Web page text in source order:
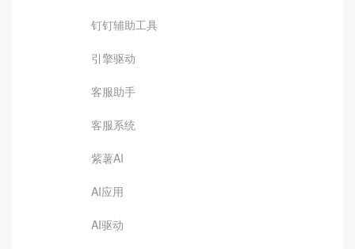
钉钉辅助工具
引擎驱动
客服助手
客服系统
紫薯AI
AI应用
AI驱动